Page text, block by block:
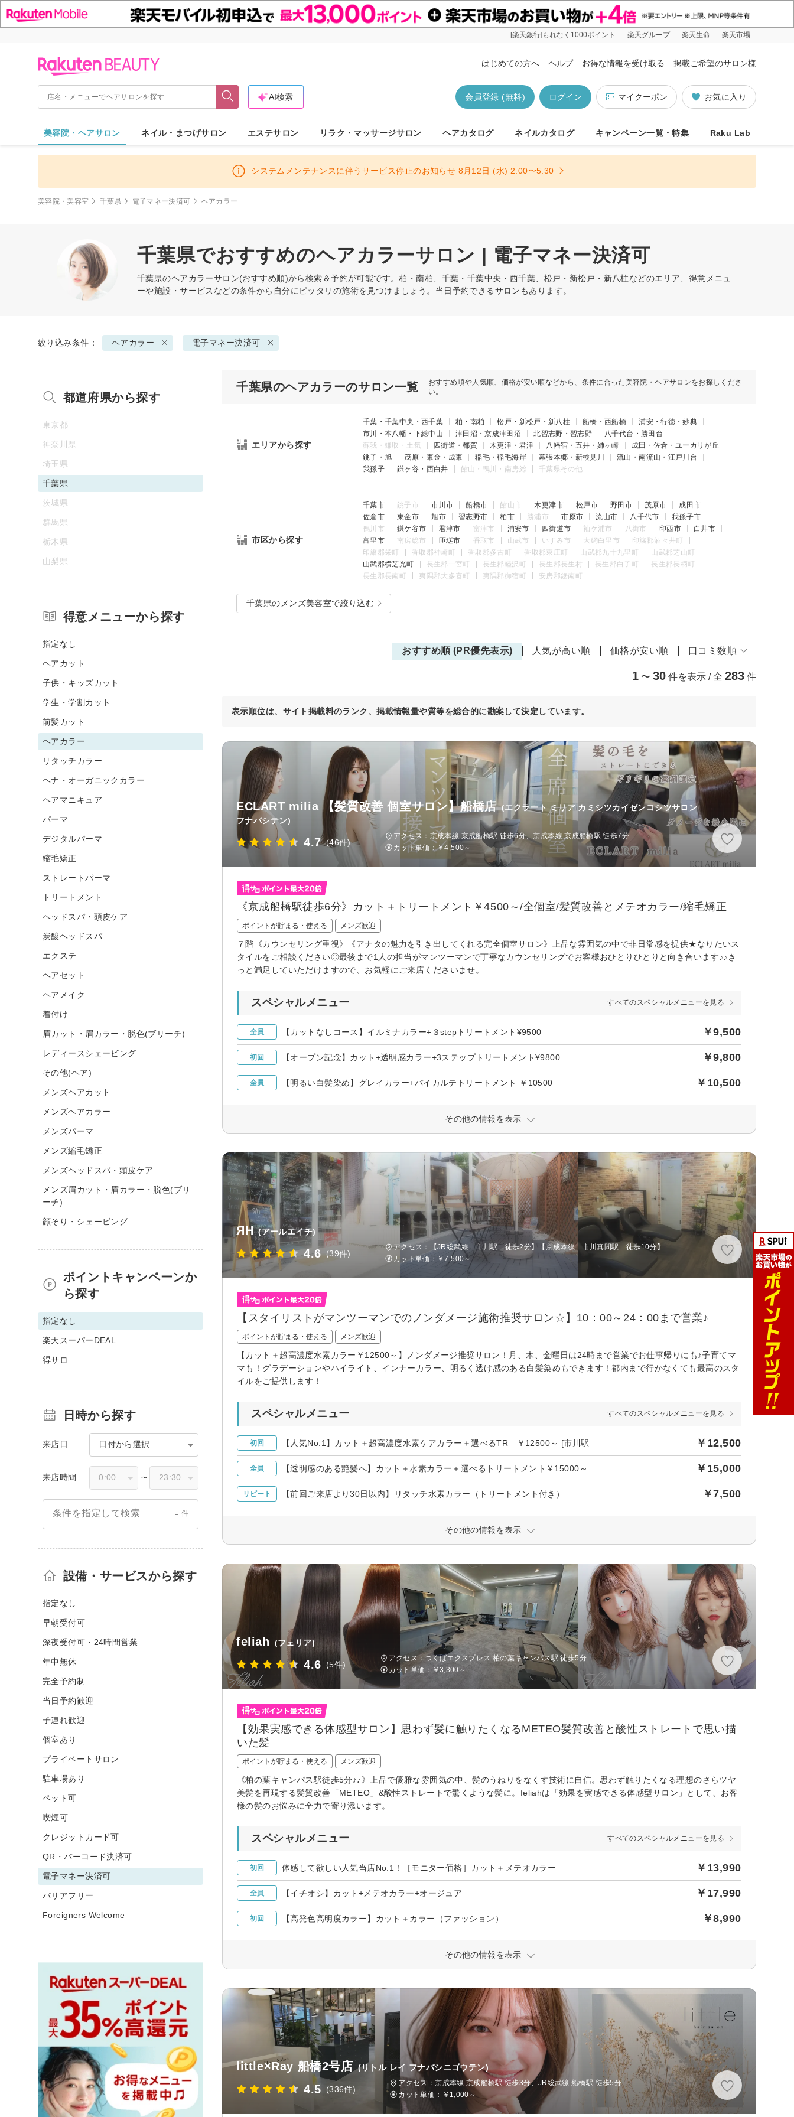
[楽天銀行]もれなく1000ポイント 楽天グループ 楽天生命 楽天市場
はじめての方へ ヘルプ お得な情報を受け取る 掲載ご希望のサロン様
お気に入り
マイクーポン
ログイン
会員登録 (無料)
AI検索
美容院・ヘアサロン ネイル・まつげサロン エステサロン リラク・マッサージサロン ヘアカタログ ネイルカタログ キャンペーン一覧・特集 Raku Lab
システムメンテナンスに伴うサービス停止のお知らせ 8月12日 (水) 2:00〜5:30
美容院・美容室 千葉県 電子マネー決済可 ヘアカラー
千葉県でおすすめのヘアカラーサロン | 電子マネー決済可
千葉県のヘアカラーサロン(おすすめ順)から検索＆予約が可能です。柏・南柏、千葉・千葉中央・西千葉、松戸・新松戸・新八柱などのエリア、得意メニュ
ーや施設・サービスなどの条件から自分にピッタリの施術を見つけましょう。当日予約できるサロンもあります。
絞り込み条件： ヘアカラー 電子マネー決済可
千葉県のヘアカラーのサロン一覧
おすすめ順や人気順、価格が安い順などから、条件に合った美容院・ヘアサロンをお探しくださ
い。
エリアから探す
千葉・千葉中央・西千葉 柏・南柏 松戸・新松戸・新八柱 船橋・西船橋
浦安・行徳・妙典
市川・本八幡・下総中山
津田沼・京成津田沼 北習志野・習志野
八千代台・勝田台
蘇我・鎌取・土気
四街道・都賀 木更津・君津 八幡宿・五井・姉ヶ崎
成田・佐倉・ユーカリが丘
銚子・旭
茂原・東金・成東 稲毛・稲毛海岸 幕張本郷・新検見川
流山・南流山・江戸川台
我孫子
鎌ヶ谷・西白井 館山・鴨川・南房総 千葉県その他
市区から探す
千葉市 銚子市 市川市 船橋市 館山市 木更津市 松戸市 野田市 茂原市
成田市
佐倉市
東金市 旭市 習志野市 柏市 勝浦市 市原市 流山市 八千代市
我孫子市
鴨川市
鎌ケ谷市 君津市 富津市 浦安市 四街道市 袖ケ浦市 八街市 印西市
白井市
富里市
南房総市 匝瑳市 香取市 山武市 いすみ市 大網白里市
印旛郡酒々井町
印旛郡栄町
香取郡神崎町 香取郡多古町 香取郡東庄町 山武郡九十九里町
山武郡芝山町
山武郡横芝光町
長生郡一宮町 長生郡睦沢町 長生郡長生村 長生郡白子町
長生郡長柄町
長生郡長南町
夷隅郡大多喜町 夷隅郡御宿町 安房郡鋸南町
千葉県のメンズ美容室で絞り込む
おすすめ順 (PR優先表示) 人気が高い順 価格が安い順 口コミ数順
1 〜 30 件を表示 / 全 283 件
表示順位は、サイト掲載料のランク、掲載情報量や質等を総合的に勘案して決定しています。
ECLART milia 【髪質改善 個室サロン】船橋店 (エクラート ミリア カミシツカイゼンコシツサロン
フナバシテン)
4.7 (46件)
アクセス：京成本線 京成船橋駅 徒歩6分、京成本線 京成船橋駅 徒歩7分
カット単価：￥4,500～
《京成船橋駅徒歩6分》カット＋トリートメント￥4500～/全個室/髪質改善とメテオカラー/縮毛矯正
ポイントが貯まる・使える メンズ歓迎
７階《カウンセリング重視》《アナタの魅力を引き出してくれる完全個室サロン》上品な雰囲気の中で非日常感を提供★なりたいス
タイルをご相談ください◎最後まで1人の担当がマンツーマンで丁寧なカウンセリングでお客様おひとりひとりと向き合います♪♪き
っと満足していただけますので、お気軽にご来店くださいませ。
スペシャルメニュー すべてのスペシャルメニューを見る
全員 【カットなしコース】イルミナカラー+３stepトリートメント¥9500 ￥9,500
初回 【オープン記念】カット+透明感カラー+3ステップトリートメント¥9800 ￥9,800
全員 【明るい白髪染め】グレイカラー+バイカルテトリートメント ￥10500 ￥10,500
その他の情報を表示
ЯH (アールエイチ)
4.6 (39件)
アクセス：【JR総武線 市川駅 徒歩2分】【京成本線 市川真間駅 徒歩10分】
カット単価： ￥7,500～
【スタイリストがマンツーマンでのノンダメージ施術推奨サロン☆】10：00～24：00まで営業♪
ポイントが貯まる・使える メンズ歓迎
【カット＋超高濃度水素カラー￥12500～】ノンダメージ推奨サロン！月、木、金曜日は24時まで営業でお仕事帰りにも♪子育てマ
マも！グラデーションやハイライト、インナーカラー、明るく透け感のある白髪染めもできます！都内まで行かなくても最高のスタ
イルをご提供します！
スペシャルメニュー すべてのスペシャルメニューを見る
初回 【人気No.1】カット＋超高濃度水素ケアカラー＋選べるTR ￥12500～ [市川駅 ￥12,500
全員 【透明感のある艶髪へ】カット＋水素カラー＋選べるトリートメント￥15000～ ￥15,000
リピート 【前回ご来店より30日以内】リタッチ水素カラー（トリートメント付き） ￥7,500
その他の情報を表示
feliah (フェリア)
4.6 (5件)
アクセス：つくばエクスプレス 柏の葉キャンパス駅 徒歩5分
カット単価：
￥3,300～
【効果実感できる体感型サロン】思わず髪に触りたくなるMETEO髪質改善と酸性ストレートで思い描
いた髪
ポイントが貯まる・使える メンズ歓迎
《柏の葉キャンパス駅徒歩5分♪♪》上品で優雅な雰囲気の中、髪のうねりをなくす技術に自信。思わず触りたくなる理想のさらツヤ
美髪を再現する髪質改善「METEO」&酸性ストレートで驚くような髪に。feliahは「効果を実感できる体感型サロン」として、お客
様の髪のお悩みに全力で寄り添います。
スペシャルメニュー すべてのスペシャルメニューを見る
初回 体感して欲しい人気当店No.1！［モニター価格］カット＋メテオカラー ￥13,990
全員 【イチオシ】カット+メテオカラー+オージュア ￥17,990
初回 【高発色高明度カラー】カット＋カラー（ファッション） ￥8,990
その他の情報を表示
little×Ray 船橋2号店 (リトル レイ フナバシニゴウテン)
4.5 (336件)
アクセス：京成本線 京成船橋駅 徒歩3分、JR総武線 船橋駅 徒歩5分
カット単価：
￥1,000～
都道府県から探す
東京都
神奈川県
埼玉県
千葉県
茨城県
群馬県
栃木県
山梨県
得意メニューから探す
指定なし
ヘアカット
子供・キッズカット
学生・学割カット
前髪カット
ヘアカラー
リタッチカラー
ヘナ・オーガニックカラー
ヘアマニキュア
パーマ
デジタルパーマ
縮毛矯正
ストレートパーマ
トリートメント
ヘッドスパ・頭皮ケア
炭酸ヘッドスパ
エクステ
ヘアセット
ヘアメイク
着付け
眉カット・眉カラー・脱色(ブリーチ)
レディースシェービング
その他(ヘア)
メンズヘアカット
メンズヘアカラー
メンズパーマ
メンズ縮毛矯正
メンズヘッドスパ・頭皮ケア
メンズ眉カット・眉カラー・脱色(ブリ
ーチ)
顔そり・シェービング
ポイントキャンペーンか
ら探す
指定なし
楽天スーパーDEAL
得サロ
日時から探す
来店日 日付から選択
来店時間 〜
条件を指定して検索 - 件
設備・サービスから探す
指定なし
早朝受付可
深夜受付可・24時間営業
年中無休
完全予約制
当日予約歓迎
子連れ歓迎
個室あり
プライベートサロン
駐車場あり
ペット可
喫煙可
クレジットカード可
QR・バーコード決済可
電子マネー決済可
バリアフリー
Foreigners Welcome